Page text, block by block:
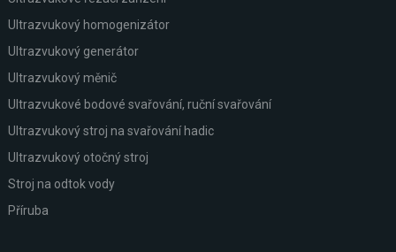
Ultrazvukový homogenizátor
Ultrazvukový generátor
Ultrazvukový měnič
Ultrazvukové bodové svařování, ruční svařování
Ultrazvukový stroj na svařování hadic
Ultrazvukový otočný stroj
Stroj na odtok vody
Příruba